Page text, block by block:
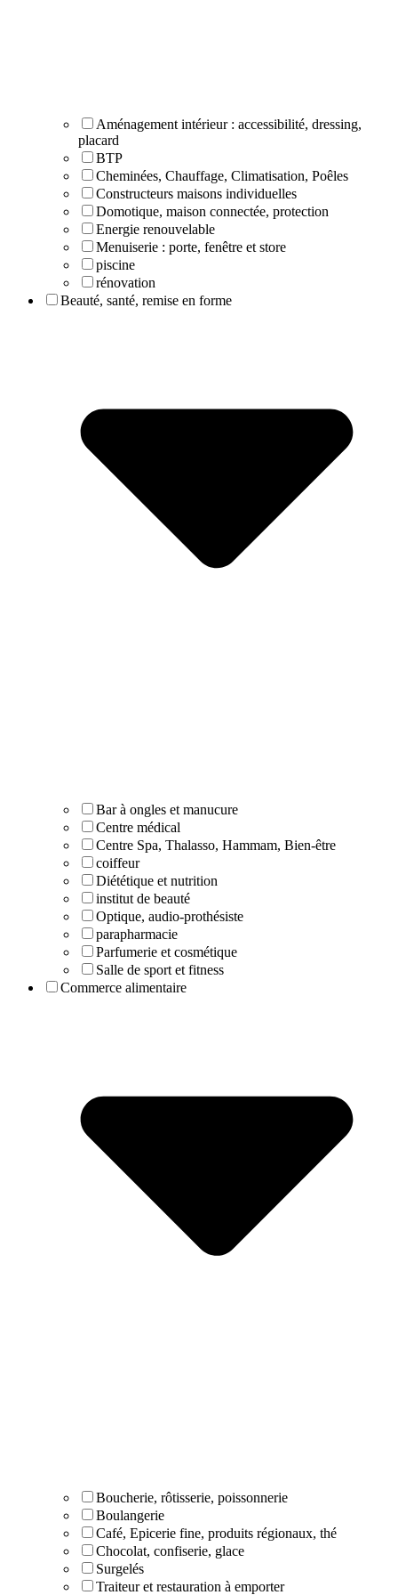
Aménagement intérieur : accessibilité, dressing,
placard
BTP
Cheminées, Chauffage, Climatisation, Poêles
Constructeurs maisons individuelles
Domotique, maison connectée, protection
Energie renouvelable
Menuiserie : porte, fenêtre et store
piscine
rénovation
Beauté, santé, remise en forme
Bar à ongles et manucure
Centre médical
Centre Spa, Thalasso, Hammam, Bien-être
coiffeur
Diététique et nutrition
institut de beauté
Optique, audio-prothésiste
parapharmacie
Parfumerie et cosmétique
Salle de sport et fitness
Commerce alimentaire
Boucherie, rôtisserie, poissonnerie
Boulangerie
Café, Epicerie fine, produits régionaux, thé
Chocolat, confiserie, glace
Surgelés
Traiteur et restauration à emporter